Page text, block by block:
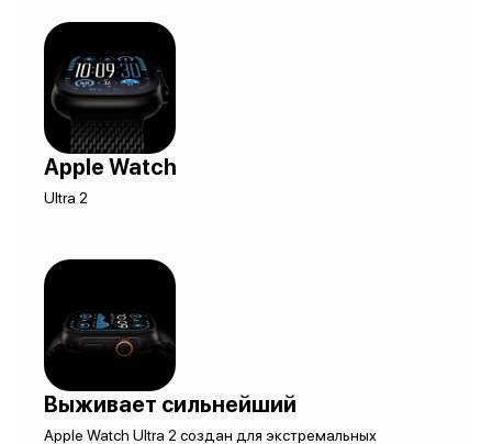
Apple Watch
Ultra 2
Выживает сильнейший
Apple Watch Ultra 2 создан для экстремальных